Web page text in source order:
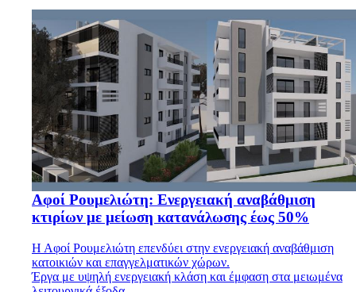
Αφοί Ρουμελιώτη: Ενεργειακή αναβάθμιση
κτιρίων με μείωση κατανάλωσης έως 50%
Η Αφοί Ρουμελιώτη επενδύει στην ενεργειακή αναβάθμιση
κατοικιών και επαγγελματικών χώρων.
Έργα με υψηλή ενεργειακή κλάση και έμφαση στα μειωμένα